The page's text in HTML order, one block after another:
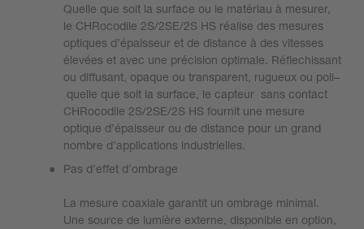
Quelle que soit la surface ou le matériau à mesurer,
le CHRocodile 2S/2SE/2S HS réalise des mesures
optiques d’épaisseur et de distance à des vitesses
élevées et avec une précision optimale. Réflechissant
ou diffusant, opaque ou transparent, rugueux ou poli–
quelle que soit la surface, le capteur sans contact
CHRocodile 2S/2SE/2S HS fournit une mesure
optique d’épaisseur ou de distance pour un grand
nombre d’applications industrielles.
Pas d’effet d’ombrage
La mesure coaxiale garantit un ombrage minimal.
Une source de lumière externe, disponible en option,